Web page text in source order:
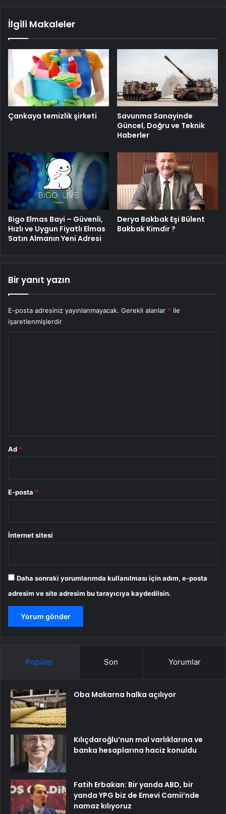
İlgili Makaleler
Çankaya temizlik şirketi
Savunma Sanayinde
Güncel, Doğru ve Teknik
Haberler
Bigo Elmas Bayi – Güvenli,
Hızlı ve Uygun Fiyatlı Elmas
Satın Almanın Yeni Adresi
Derya Bakbak Eşi Bülent
Bakbak Kimdir ?
Bir yanıt yazın
E-posta adresiniz yayınlanmayacak. Gerekli alanlar * ile
işaretlenmişlerdir
Ad *
E-posta *
İnternet sitesi
Daha sonraki yorumlarımda kullanılması için adım, e-posta
adresim ve site adresim bu tarayıcıya kaydedilsin.
Popüler Son Yorumlar
Oba Makarna halka açılıyor
Kılıçdaroğlu’nun mal varlıklarına ve
banka hesaplarına haciz konuldu
Fatih Erbakan: Bir yanda ABD, bir
yanda YPG biz de Emevi Camii’nde
namaz kılıyoruz